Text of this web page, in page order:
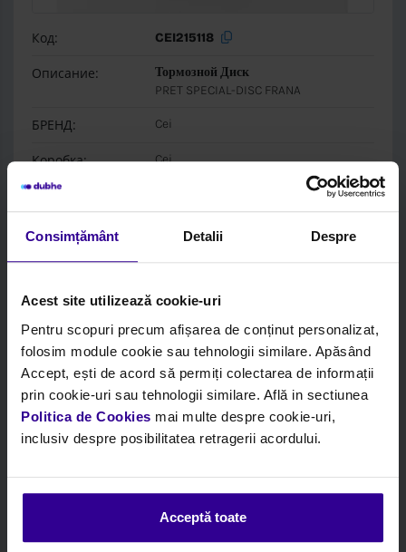
Consimțământ Detalii Despre
Acest site utilizează cookie-uri
Pentru scopuri precum afișarea de conținut personalizat,
folosim module cookie sau tehnologii similare. Apăsând
Accept, ești de acord să permiți colectarea de informații
prin cookie-uri sau tehnologii similare. Află in sectiunea
Politica de Cookies mai multe despre cookie-uri,
inclusiv despre posibilitatea retragerii acordului.
Acceptă toate
Код: CEI215118
Описание:
Тормозной Диск
PRET SPECIAL-DISC FRANA
БРЕНД: Cei
Коробка: Cei
CEI215114